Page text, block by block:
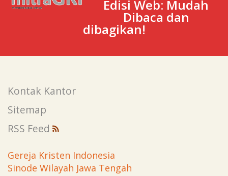
Edisi Web: Mudah
Dibaca dan
dibagikan!
Kontak Kantor
Sitemap
RSS Feed
Gereja Kristen Indonesia
Sinode Wilayah Jawa Tengah